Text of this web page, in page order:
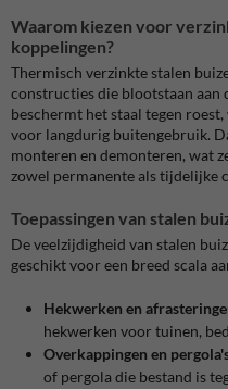
Waarom kiezen voor
koppelingen?
Thermisch verzinkte stalen
constructies die blootstaan aan
beschermt het staal tegen
voor langdurig buitengebruik.
monteren en demonteren, wat
zowel permanente als tijdelijke
Toepassingen van stalen
De veelzijdigheid van stalen
geschikt voor een breed scala
Hekwerken en
hekwerken voor tuinen,
Overkappingen en
of pergola die bestand is